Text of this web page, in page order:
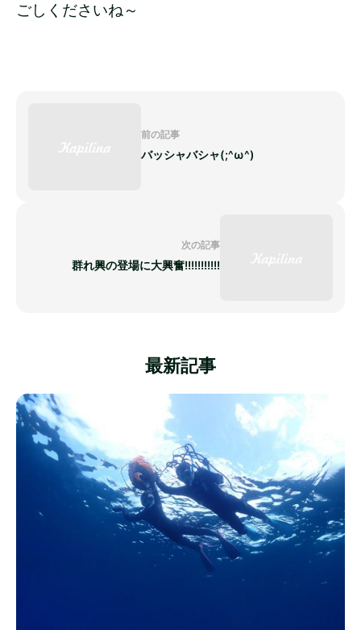
ごしくださいね～
前の記事
バッシャバシャ(;^ω^)
次の記事
群れ興の登場に大興奮!!!!!!!!!!!
最新記事